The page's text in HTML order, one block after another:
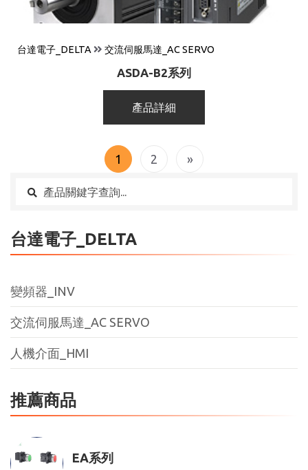
台達電子_DELTA
變頻器_INV
交流伺服馬達_AC SERVO
人機介面_HMI
推薦商品
EA系列
台達電子_DELTA 交流伺服馬達_AC SERVO
ASDA-B2系列
產品詳細
1 2 »